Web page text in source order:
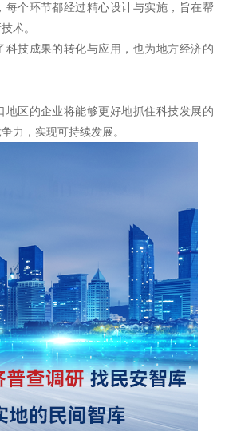
每个环节都经过精心设计与实施，旨在帮
术。
科技成果的转化与应用，也为地方经济的
地区的企业将能够更好地抓住科技发展的
力，实现可持续发展。